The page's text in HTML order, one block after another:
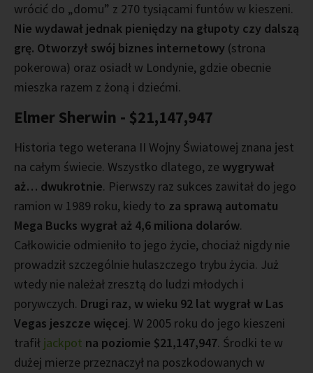
wrócić do „domu” z 270 tysiącami funtów w kieszeni.
Nie wydawał jednak pieniędzy na głupoty czy dalszą
grę. Otworzył swój biznes internetowy (strona
pokerowa) oraz osiadł w Londynie, gdzie obecnie
mieszka razem z żoną i dziećmi.
Elmer Sherwin - $21,147,947
Historia tego weterana II Wojny Światowej znana jest
na całym świecie. Wszystko dlatego, ze wygrywał
aż… dwukrotnie. Pierwszy raz sukces zawitał do jego
ramion w 1989 roku, kiedy to za sprawą automatu
Mega Bucks wygrał aż 4,6 miliona dolarów.
Całkowicie odmieniło to jego życie, chociaż nigdy nie
prowadził szczególnie hulaszczego trybu życia. Już
wtedy nie należał zresztą do ludzi młodych i
porywczych. Drugi raz, w wieku 92 lat wygrał w Las
Vegas jeszcze więcej. W 2005 roku do jego kieszeni
trafił jackpot na poziomie $21,147,947. Środki te w
dużej mierze przeznaczył na poszkodowanych w